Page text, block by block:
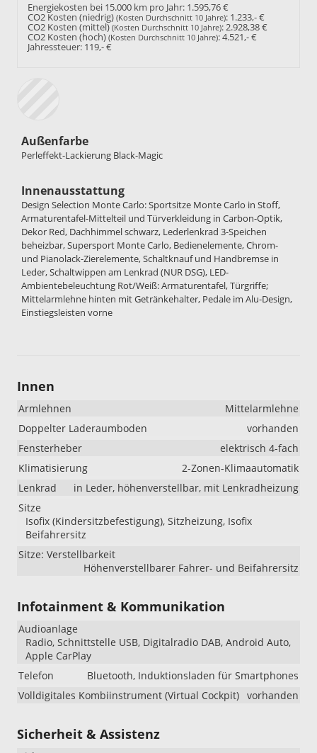
Energiekosten bei 15.000 km pro Jahr: 1.595,76 €
CO2 Kosten (niedrig) (Kosten Durchschnitt 10 Jahre): 1.233,- €
CO2 Kosten (mittel) (Kosten Durchschnitt 10 Jahre):2.928,38 €
CO2 Kosten (hoch) (Kosten Durchschnitt 10 Jahre):4.521,- €
Jahressteuer: 119,- €
Außenfarbe
Perleffekt-Lackierung Black-Magic
Innenausstattung
Design Selection Monte Carlo: Sportsitze Monte Carlo in Stoff,
Armaturentafel-Mittelteil und Türverkleidung in Carbon-Optik,
Dekor Red, Dachhimmel schwarz, Lederlenkrad 3-Speichen
beheizbar, Supersport Monte Carlo, Bedienelemente, Chrom-
und Pianolack-Zierelemente, Schaltknauf und Handbremse in
Leder, Schaltwippen am Lenkrad (NUR DSG), LED-
Ambientebeleuchtung Rot/Weiß: Armaturentafel, Türgriffe;
Mittelarmlehne hinten mit Getränkehalter, Pedale im Alu-Design,
Einstiegsleisten vorne
Innen
Armlehnen
Mittelarmlehne
Doppelter Laderaumboden
vorhanden
Fensterheber
elektrisch 4-fach
Klimatisierung
2-Zonen-Klimaautomatik
Lenkrad
in Leder, höhenverstellbar, mit Lenkradheizung
Sitze
Isofix (Kindersitzbefestigung), Sitzheizung, Isofix
Beifahrersitz
Sitze: Verstellbarkeit
Höhenverstellbarer Fahrer- und Beifahrersitz
Infotainment & Kommunikation
Audioanlage
Radio, Schnittstelle USB, Digitalradio DAB, Android Auto,
Apple CarPlay
Telefon
Bluetooth, Induktionsladen für Smartphones
Volldigitales Kombiinstrument (Virtual Cockpit) vorhanden
Sicherheit & Assistenz